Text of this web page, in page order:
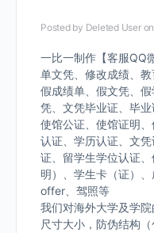
Posted by Deleted User
一比一制作【客服QQ
单文凭、修改成绩、教
假成绩单、假文凭、
凭、文凭毕业证、毕业
使馆公证、使馆证明
认证、学历认证、文
证、留学生学位认证
明）、学生卡（证）
offer、驾照等
我们对海外大学及学
尺寸大小，防伪结构